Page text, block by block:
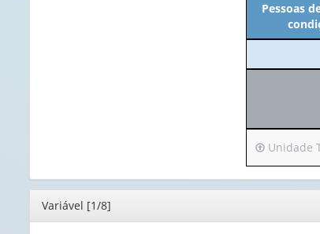
Pessoas
Irá
para
o
cabeçalho
apenas
Unidade
Editor
Variável [1/8]